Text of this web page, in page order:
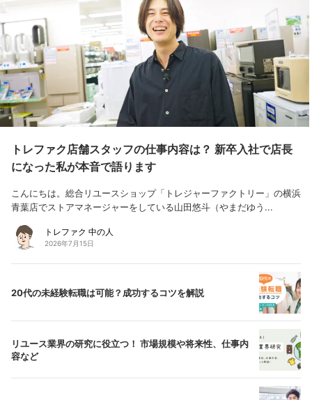
トレファク店舗スタッフの仕事内容は？ 新卒入社で店長
になった私が本音で語ります
こんにちは。総合リユースショップ「トレジャーファクトリー」の横浜
青葉店でストアマネージャーをしている山田悠斗（やまだゆう...
トレファク 中の人
2026年7月15日
20代の未経験転職は可能？成功するコツを解説
リユース業界の研究に役立つ！ 市場規模や将来性、仕事内
容など